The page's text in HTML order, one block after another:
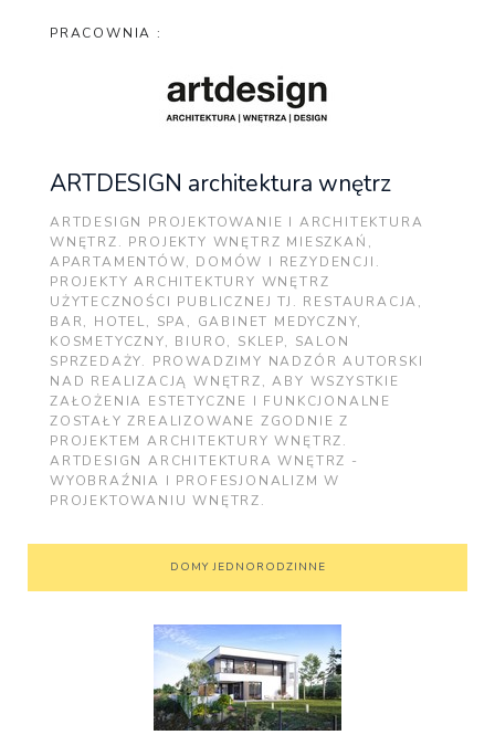
PRACOWNIA :
ARTDESIGN architektura wnętrz
ARTDESIGN PROJEKTOWANIE I ARCHITEKTURA
WNĘTRZ. PROJEKTY WNĘTRZ MIESZKAŃ,
APARTAMENTÓW, DOMÓW I REZYDENCJI.
PROJEKTY ARCHITEKTURY WNĘTRZ
UŻYTECZNOŚCI PUBLICZNEJ TJ. RESTAURACJA,
BAR, HOTEL, SPA, GABINET MEDYCZNY,
KOSMETYCZNY, BIURO, SKLEP, SALON
SPRZEDAŻY. PROWADZIMY NADZÓR AUTORSKI
NAD REALIZACJĄ WNĘTRZ, ABY WSZYSTKIE
ZAŁOŻENIA ESTETYCZNE I FUNKCJONALNE
ZOSTAŁY ZREALIZOWANE ZGODNIE Z
PROJEKTEM ARCHITEKTURY WNĘTRZ.
ARTDESIGN ARCHITEKTURA WNĘTRZ -
WYOBRAŹNIA I PROFESJONALIZM W
PROJEKTOWANIU WNĘTRZ.
DOMY JEDNORODZINNE